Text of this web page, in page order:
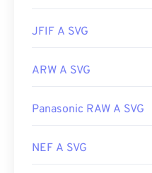
JFIF A SVG
ARW A SVG
Panasonic RAW A SVG
NEF A SVG